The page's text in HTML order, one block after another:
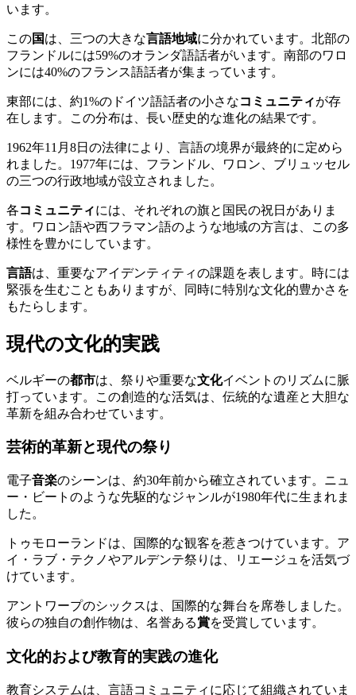
います。
この国は、三つの大きな言語地域に分かれています。北部の
フランドルには59%のオランダ語話者がいます。南部のワロ
ンには40%のフランス語話者が集まっています。
東部には、約1%のドイツ語話者の小さなコミュニティが存
在します。この分布は、長い歴史的な進化の結果です。
1962年11月8日の法律により、言語の境界が最終的に定めら
れました。1977年には、フランドル、ワロン、ブリュッセル
の三つの行政地域が設立されました。
各コミュニティには、それぞれの旗と国民の祝日がありま
す。ワロン語や西フラマン語のような地域の方言は、この多
様性を豊かにしています。
言語は、重要なアイデンティティの課題を表します。時には
緊張を生むこともありますが、同時に特別な文化的豊かさを
もたらします。
現代の文化的実践
ベルギーの都市は、祭りや重要な文化イベントのリズムに脈
打っています。この創造的な活気は、伝統的な遺産と大胆な
革新を組み合わせています。
芸術的革新と現代の祭り
電子音楽のシーンは、約30年前から確立されています。ニュ
ー・ビートのような先駆的なジャンルが1980年代に生まれま
した。
トゥモローランドは、国際的な観客を惹きつけています。ア
イ・ラブ・テクノやアルデンテ祭りは、リエージュを活気づ
けています。
アントワープのシックスは、国際的な舞台を席巻しました。
彼らの独自の創作物は、名誉ある賞を受賞しています。
文化的および教育的実践の進化
教育システムは、言語コミュニティに応じて組織されていま